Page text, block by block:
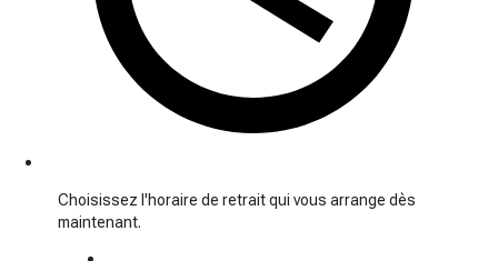
Choisissez l'horaire de retrait qui vous arrange dès
maintenant.